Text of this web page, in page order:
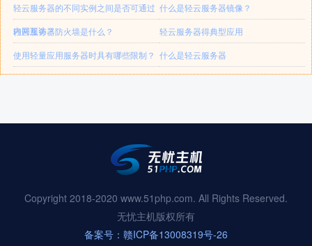
轻云服务器的不同实例之间是否可通过
内网互访？
什么是轻云服务器镜像？
轻云服务器防火墙是什么？
轻云服务器得典型应用
使用轻量应用服务器时具有哪些限制？ 什么是轻云服务器
Copyright 2018-2020 www.51php.com. All Rights Reserved.
无忧主机版权所有
备案号：赣ICP备13008319号-26